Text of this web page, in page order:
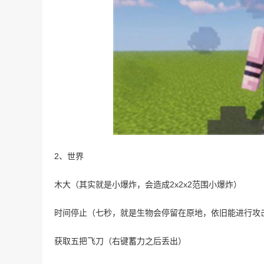
2、世界
木大（其实就是小爆炸，会造成2x2x2范围小爆炸）
时间停止（七秒，就是生物会停留在原地，依旧能进行攻
获取五把飞刀（右键蓄力之后丢出）